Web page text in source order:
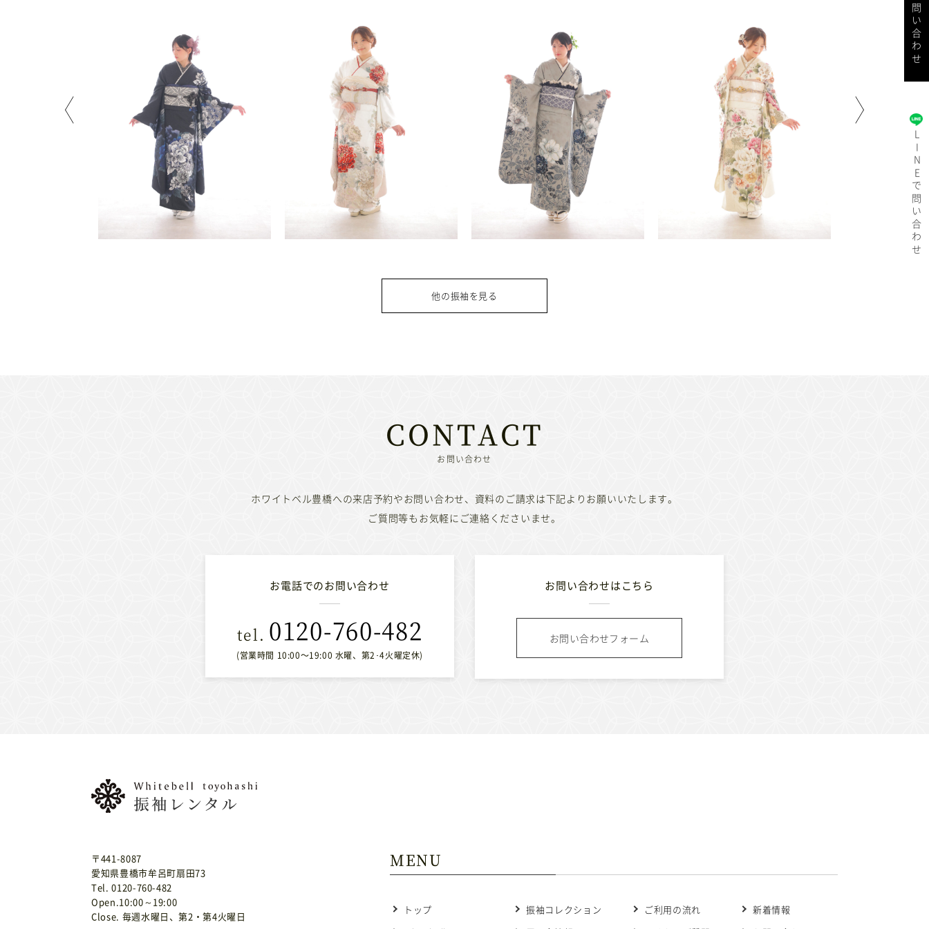
他の振袖を見る
で問い合わせ
LINE
で問い合わせ
お問い合わせ
ホワイトベル豊橋への来店予約やお問い合わせ、 資料のご請求は下記よりお願いいたします。
ご質問等もお気軽にご連絡くださいませ。
お電話でのお問い合わせ
0120-760-482
(営業時間 10:00〜19:00 水曜、第2･4火曜定休)
お問い合わせはこちら
お問い合わせフォーム
〒441-8087
愛知県豊橋市牟呂町扇田73
Tel. 0120-760-482
Open.10:00～19:00
Close. 毎週水曜日、第2・第4火曜日
MENU
トップ
振袖コレクション
ご利用の流れ
新着情報